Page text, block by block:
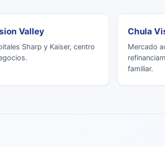
Valley
Sharp y Kaiser, centro
Chula
Mercado
familiar.